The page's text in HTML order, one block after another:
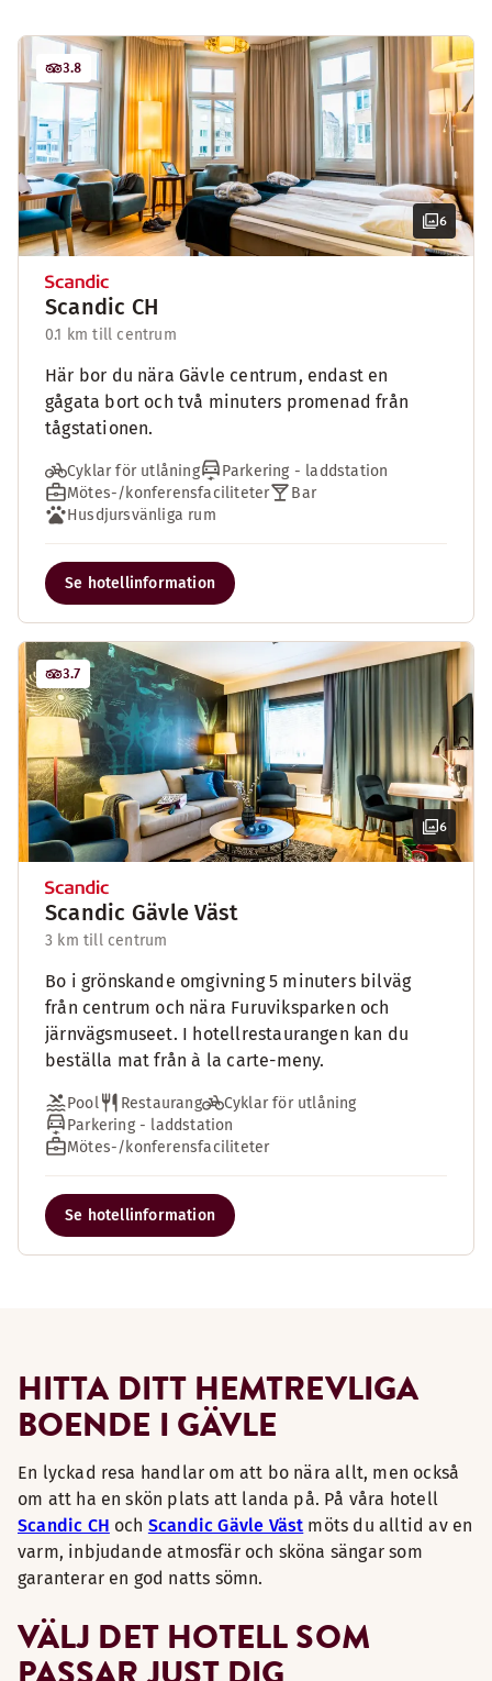
6
3.8
Scandic CH
0.1 km till centrum
Här bor du nära Gävle centrum, endast en
gågata bort och två minuters promenad från
tågstationen.
Cyklar för utlåning
Parkering - laddstation
Mötes-/konferensfaciliteter
Bar
Husdjursvänliga rum
Se hotellinformation
6
3.7
Scandic Gävle Väst
3 km till centrum
Bo i grönskande omgivning 5 minuters bilväg
från centrum och nära Furuviksparken och
järnvägsmuseet. I hotellrestaurangen kan du
beställa mat från à la carte-meny.
Pool Restaurang
Cyklar för utlåning
Parkering - laddstation
Mötes-/konferensfaciliteter
Se hotellinformation
HITTA DITT HEMTREVLIGA
BOENDE I GÄVLE
En lyckad resa handlar om att bo nära allt, men också
om att ha en skön plats att landa på. På våra hotell
Scandic CH och Scandic Gävle Väst möts du alltid av en
varm, inbjudande atmosfär och sköna sängar som
garanterar en god natts sömn.
VÄLJ DET HOTELL SOM